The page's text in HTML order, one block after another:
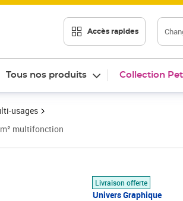
Accès rapides
Tous nos produits Collection
usages
multifonction
Livraison offerte
Univers Graphique
Prix 20,85€